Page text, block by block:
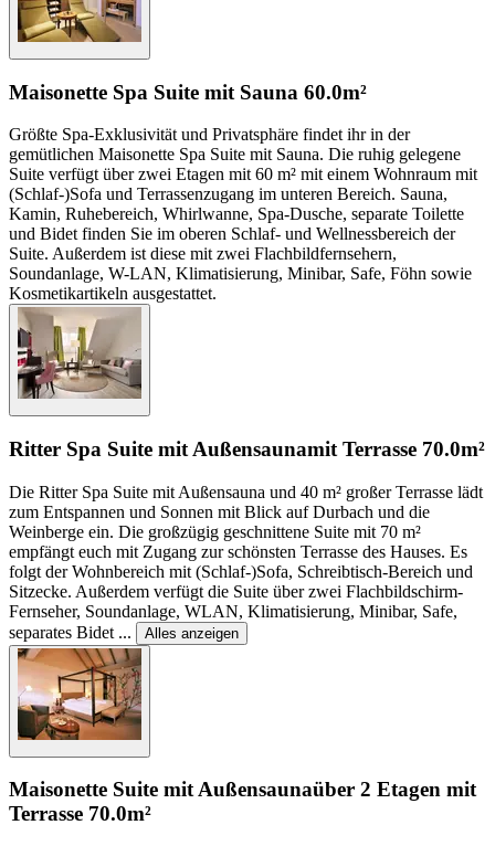
Maisonette Spa Suite mit Sauna 60.0m²
Größte Spa-Exklusivität und Privatsphäre findet ihr in der
gemütlichen Maisonette Spa Suite mit Sauna. Die ruhig gelegene
Suite verfügt über zwei Etagen mit 60 m² mit einem Wohnraum mit
(Schlaf-)Sofa und Terrassenzugang im unteren Bereich. Sauna,
Kamin, Ruhebereich, Whirlwanne, Spa-Dusche, separate Toilette
und Bidet finden Sie im oberen Schlaf- und Wellnessbereich der
Suite. Außerdem ist diese mit zwei Flachbildfernsehern,
Soundanlage, W-LAN, Klimatisierung, Minibar, Safe, Föhn sowie
Kosmetikartikeln ausgestattet.
Ritter Spa Suite mit Außensaunamit Terrasse 70.0m²
Die Ritter Spa Suite mit Außensauna und 40 m² großer Terrasse lädt
zum Entspannen und Sonnen mit Blick auf Durbach und die
Weinberge ein. Die großzügig geschnittene Suite mit 70 m²
empfängt euch mit Zugang zur schönsten Terrasse des Hauses. Es
folgt der Wohnbereich mit (Schlaf-)Sofa, Schreibtisch-Bereich und
Sitzecke. Außerdem verfügt die Suite über zwei Flachbildschirm-
Fernseher, Soundanlage, WLAN, Klimatisierung, Minibar, Safe,
separates Bidet ... Alles anzeigen
Maisonette Suite mit Außensaunaüber 2 Etagen mit
Terrasse 70.0m²